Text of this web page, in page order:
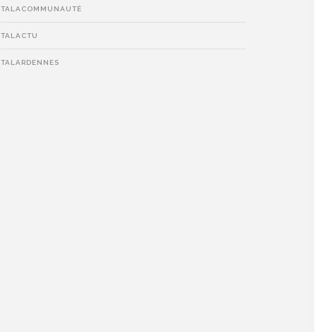
TALACOMMUNAUTÉ
TALACTU
TALARDENNES